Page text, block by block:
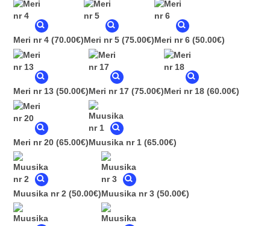
Meri nr 4 (70.00€)Meri nr 5 (75.00€)Meri nr 6 (50.00€)
Meri nr 13 (50.00€)Meri nr 17 (75.00€)Meri nr 18 (60.00€)
Meri nr 20 (65.00€)Muusika nr 1 (65.00€)
Muusika nr 2 (50.00€)Muusika nr 3 (50.00€)